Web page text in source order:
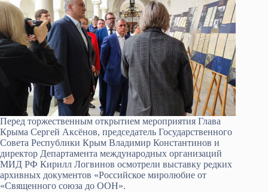
Перед торжественным открытием мероприятия Глава
Крыма Сергей Аксёнов, председатель Государственного
Совета Республики Крым Владимир Константинов и
директор Департамента международных организаций
МИД РФ Кирилл Логвинов осмотрели выставку редких
архивных документов «Российское миролюбие от
«Священного союза до ООН».